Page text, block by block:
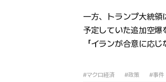
一方、トランプ大統領
予定していた追加空
「イランが合意に応
#マクロ経済 #政策 #事件